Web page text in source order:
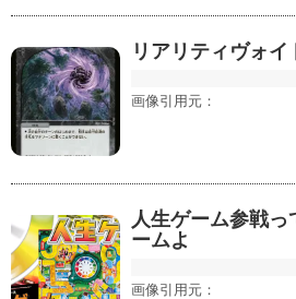
リアリティヴォイ
画像引用元：
人生ゲーム参戦
ームよ
画像引用元：